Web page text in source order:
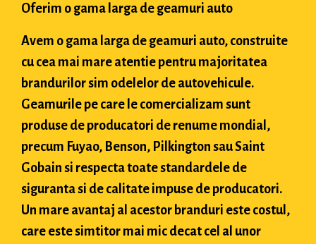
Oferim o gama larga de geamuri auto
Avem o gama larga de geamuri auto, construite
cu cea mai mare atentie pentru majoritatea
brandurilor sim odelelor de autovehicule.
Geamurile pe care le comercializam sunt
produse de producatori de renume mondial,
precum Fuyao, Benson, Pilkington sau Saint
Gobain si respecta toate standardele de
siguranta si de calitate impuse de producatori.
Un mare avantaj al acestor branduri este costul,
care este simtitor mai mic decat cel al unor